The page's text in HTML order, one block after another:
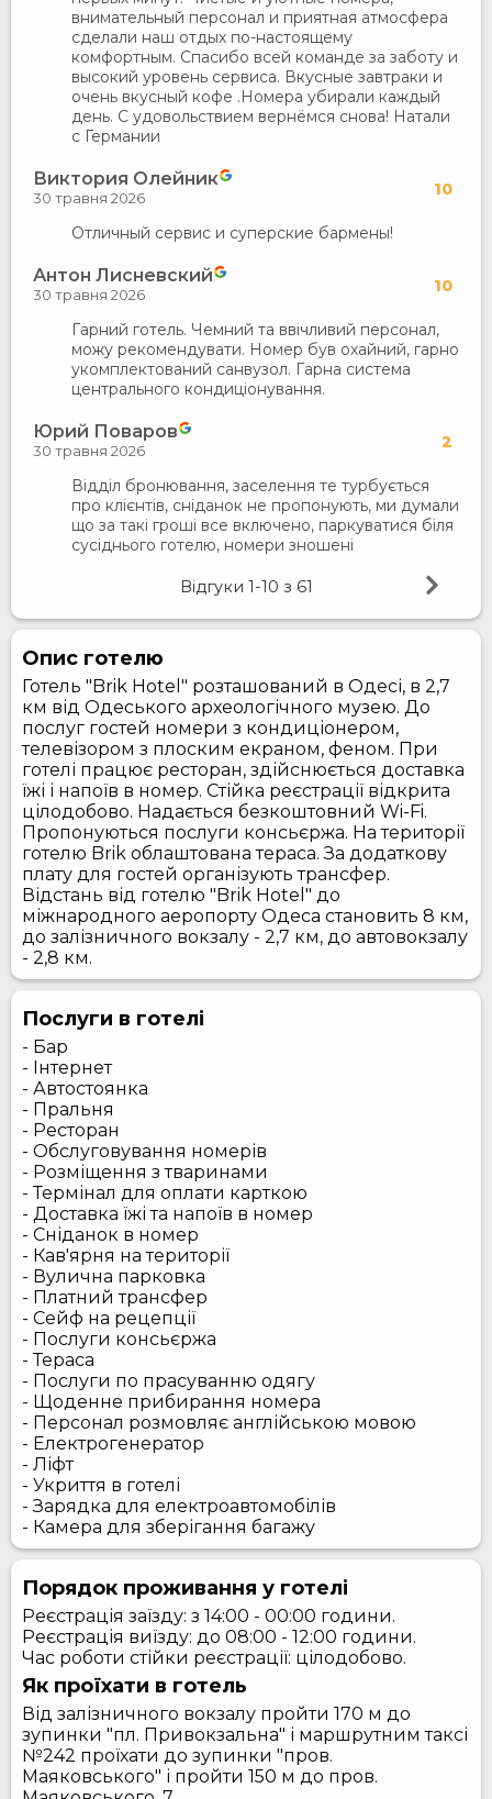
внимательный персонал и приятная атмосфера
сделали наш отдых по-настоящему
комфортным. Спасибо всей команде за заботу и
высокий уровень сервиса. Вкусные завтраки и
очень вкусный кофе .Номера убирали каждый
день. С удовольствием вернёмся снова! Натали
с Германии
Виктория Олейник 10
30 травня 2026
Отличный сервис и суперские бармены!
Антон Лисневский 10
30 травня 2026
Гарний готель. Чемний та ввічливий персонал,
можу рекомендувати. Номер був охайний, гарно
укомплектований санвузол. Гарна система
центрального кондиціонування.
Юрий Поваров 2
30 травня 2026
Відділ бронювання, заселення те турбується
про клієнтів, сніданок не пропонують, ми думали
що за такі гроші все включено, паркуватися біля
сусіднього готелю, номери зношені
Відгуки 1-10 з 61
Опис готелю
Готель "Brik Hotel" розташований в Одесі, в 2,7
км від Одеського археологічного музею. До
послуг гостей номери з кондиціонером,
телевізором з плоским екраном, феном. При
готелі працює ресторан, здійснюється доставка
їжі і напоїв в номер. Стійка реєстрації відкрита
цілодобово. Надається безкоштовний Wi-Fi.
Пропонуються послуги консьєржа. На території
готелю Brik облаштована тераса. За додаткову
плату для гостей організують трансфер.
Відстань від готелю "Brik Hotel" до
міжнародного аеропорту Одеса становить 8 км,
до залізничного вокзалу - 2,7 км, до автовокзалу
- 2,8 км.
Послуги в готелі
- Бар
- Інтернет
- Автостоянка
- Пральня
- Ресторан
- Обслуговування номерів
- Розміщення з тваринами
- Термінал для оплати карткою
- Доставка їжі та напоїв в номер
- Сніданок в номер
- Кав'ярня на території
- Вулична парковка
- Платний трансфер
- Сейф на рецепції
- Послуги консьєржа
- Тераса
- Послуги по прасуванню одягу
- Щоденне прибирання номера
- Персонал розмовляє англійською мовою
- Електрогенератор
- Ліфт
- Укриття в готелі
- Зарядка для електроавтомобілів
- Камера для зберігання багажу
Порядок проживання у готелі
Реєстрація заїзду: з 14:00 - 00:00 години.
Реєстрація виїзду: до 08:00 - 12:00 години.
Час роботи стійки реєстрації: цілодобово.
Як проїхати в готель
Від залізничного вокзалу пройти 170 м до
зупинки "пл. Привокзальна" і маршрутним таксі
№242 проїхати до зупинки "пров.
Маяковського" і пройти 150 м до пров.